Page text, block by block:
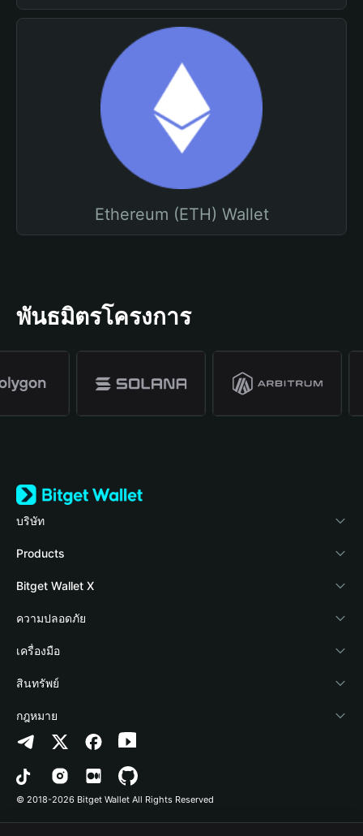
Ethereum (ETH) Wallet
พันธมิตรโครงการ
บริษัท
เกี่ยวกับ Bitget Wallet
Blog
Academy
ข่าวสารด้านคริปโต
ศูนย์ช่วยเหลือ
ติดต่อเรา
ทรัพยากรข้อมูลของแบรนด์
อาชีพ
Products
Crypto Card
Stablecoin Earn
Payfi Crypto
Crypto Swap API
Altcoin Season Index
Prediction Markets
DApp
Bitget Wallet X
นักพัฒนา
เชื่อมต่อ Wallet
Bitget Wallet Pay
ลิสต์โปรเจกต์
ความปลอดภัย
Protection Fund
เทคโนโลยีความปลอดภัย
เครื่องมือ
ซื้อคริปโต
การตรวจจับการอนุญาต
การตรวจจับสัญญา
การโอนเป็นชุด
สินทรัพย์
Arbitrum
Avalanche
Bitcoin
กฎหมาย
นโยบายความเป็นส่วนตัว
ข้อตกลงในการใช้บริการ
© 2018-2026 Bitget Wallet All Rights Reserved